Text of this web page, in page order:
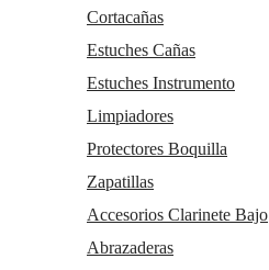
Cortacañas
Estuches Cañas
Estuches Instrumento
Limpiadores
Protectores Boquilla
Zapatillas
Accesorios Clarinete Bajo
Abrazaderas